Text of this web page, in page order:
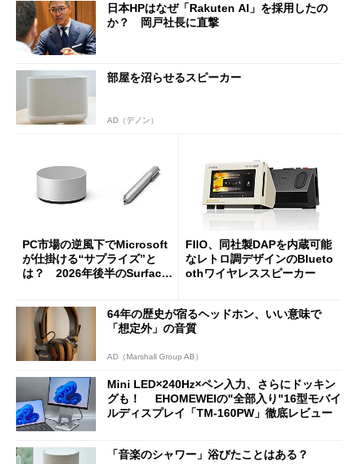
日本HPはなぜ「Rakuten AI」を採用したの
か？ 岡戸社長に直撃
部屋を沼らせるスピーカー
AD（デノン）
PC市場の逆風下でMicrosoft
が仕掛ける“サプライズ”と
は？ 2026年後半のSurface
FIIO、同社製DAPを内蔵可能
なレトロ調デザインのBlueto
othワイヤレススピーカー
64年の歴史が宿るヘッドホン、いい意味で
「想定外」の音質
AD（Marshall Group AB）
Mini LED×240Hz×ペン入力、さらにドッキン
グも！ EHOMEWEIの"全部入り"16型モバイ
ルディスプレイ「TM-160PW」徹底レビュー
「音楽のシャワー」浴びたことはある？